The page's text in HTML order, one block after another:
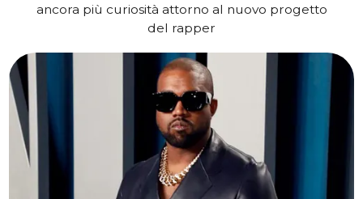
ancora più curiosità attorno al nuovo progetto
del rapper